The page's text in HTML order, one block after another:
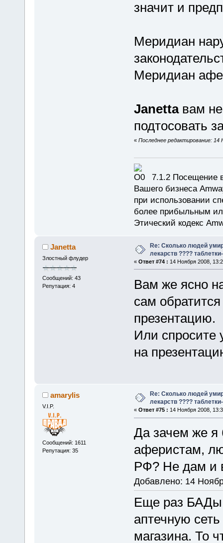
значит и
Меридиан
Меридиан
Janettaвам не
подтосовать
« Последнее редактирование: 14
7.1.2 Посещение
Вашего бизнеса
при использовании
более прибыльным
Этический кодекс
Janetta
Злостный флудер
Сообщений: 43
Репутация: 4
Re: Сколько людей
лекарств ????
« Ответ #74 : 14 Ноября 2008,
Вам же ясно
сам
презентацию.
Или спросите
на
amarylis
V.I.P.
Сообщений: 1611
Репутация: 35
Re: Сколько людей
лекарств ????
« Ответ #75 : 14 Ноября 2008,
Да зачем же я
аферистам,
РФ? Не дам и
Добавлено: 14
Еще раз БАДы
аптечную
магазина. То